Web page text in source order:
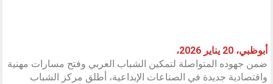
أبوظبي، 20 يناير 2026،
ضمن جهوده المتواصلة لتمكين الشباب العربي وفتح مسارات مهنية
واقتصادية جديدة في الصناعات الإبداعية، أطلق مركز الشباب